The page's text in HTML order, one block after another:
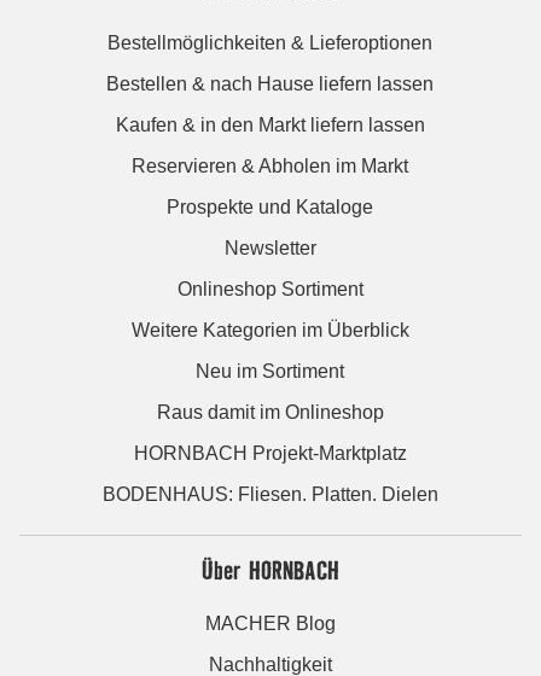
Bestellmöglichkeiten & Lieferoptionen
Bestellen & nach Hause liefern lassen
Kaufen & in den Markt liefern lassen
Reservieren & Abholen im Markt
Prospekte und Kataloge
Newsletter
Onlineshop Sortiment
Weitere Kategorien im Überblick
Neu im Sortiment
Raus damit im Onlineshop
HORNBACH Projekt-Marktplatz
BODENHAUS: Fliesen. Platten. Dielen
Über HORNBACH
MACHER Blog
Nachhaltigkeit